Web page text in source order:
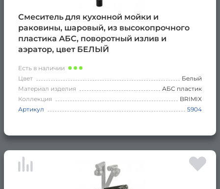
Смеситель для кухонной мойки и
раковины, шаровый, из высокопрочного
пластика АБС, поворотный излив и
аэратор, цвет БЕЛЫЙ
Есть в наличии
Цвет
Белый
Материал изделия
АБС пластик
Коллекция
BRIMIX
Артикул
5904